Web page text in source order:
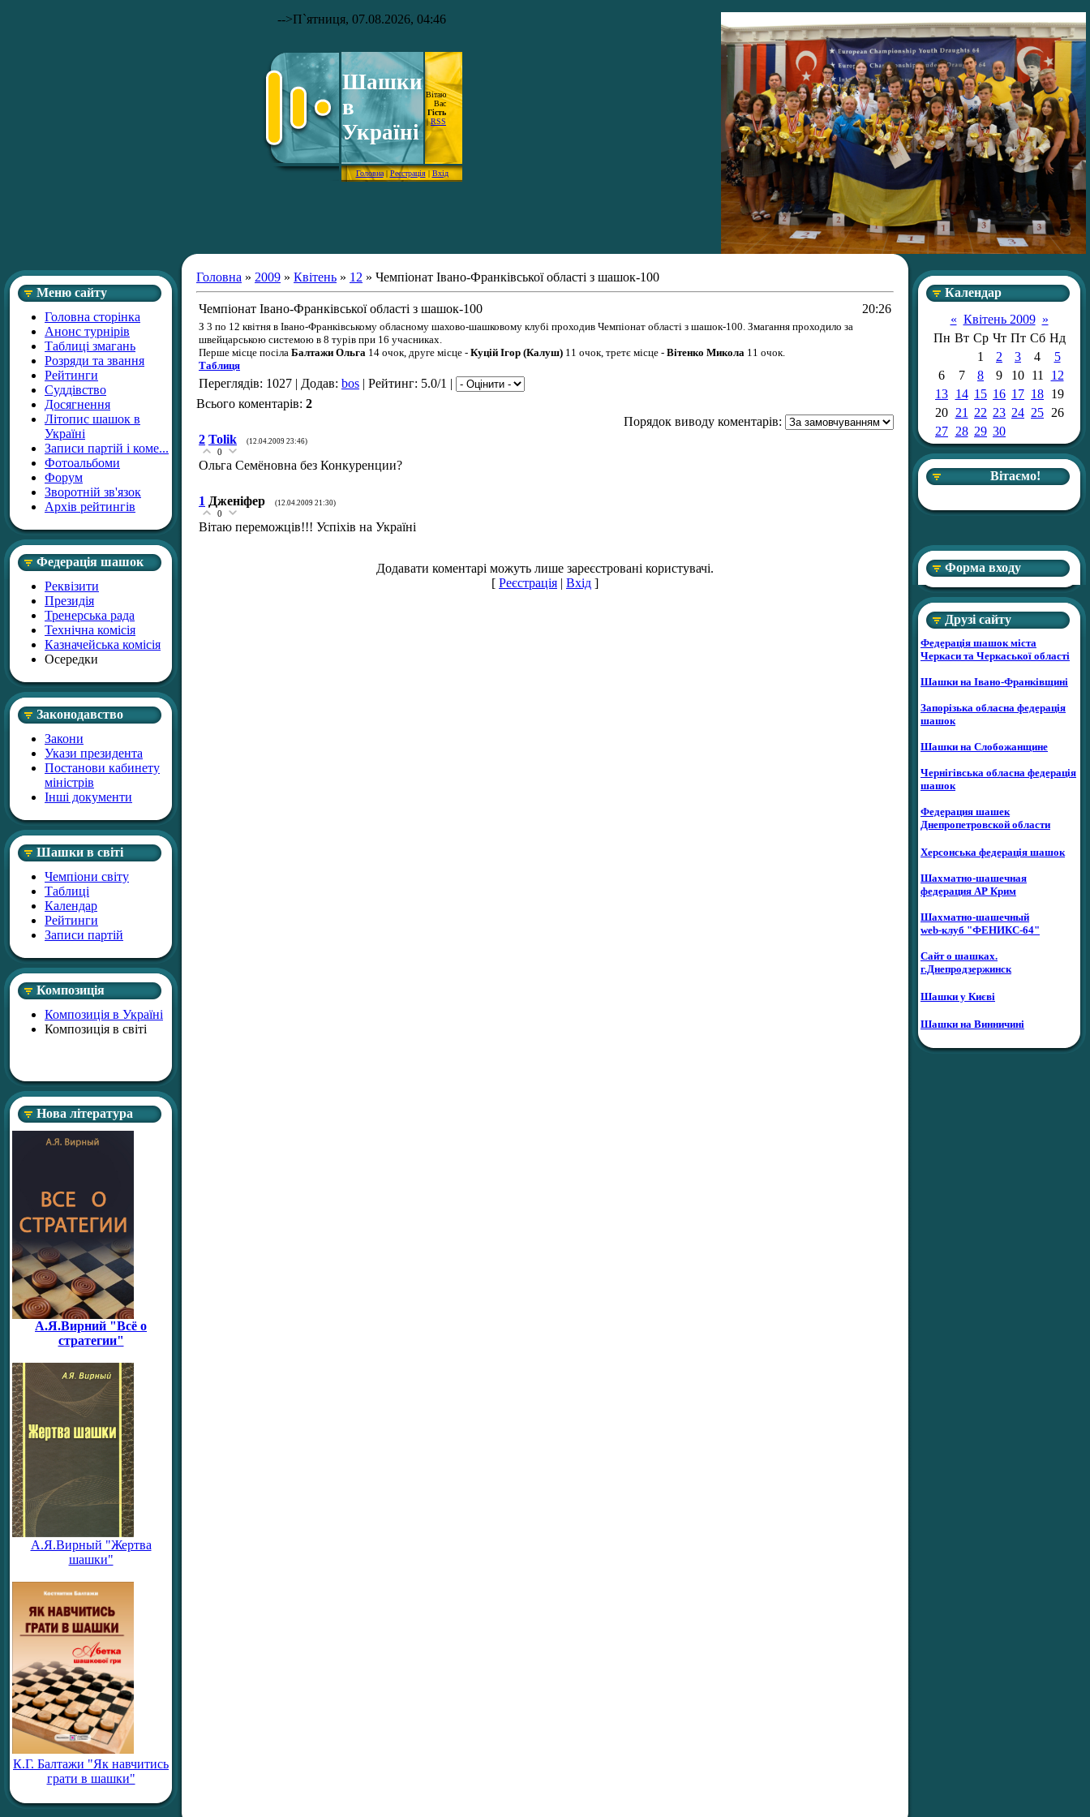
-->П`ятниця, 07.08.2026, 04:46
Шашки
в
Україні
Вітаю
Вас
Гість
|RSS
Головна|Реєстрація|Вхід
Меню сайту
Головна сторінка
Анонс турнірів
Таблиці змагань
Розряди та звання
Рейтинги
Суддівство
Досягнення
Літопис шашок в
Україні
Записи партій і коме...
Фотоальбоми
Форум
Зворотній зв'язок
Архів рейтингів
Федерація шашок
Реквізити
Президія
Тренерська рада
Технічна комісія
Казначейська комісія
Осередки
Законодавство
Закони
Укази президента
Постанови кабинету
міністрів
Інші документи
Шашки в світі
Чемпіони світу
Таблиці
Календар
Рейтинги
Записи партій
Композиція
Композиція в Україні
Композиція в світі
Нова література
А.Я.Вирний "Всё о
стратегии"
А.Я.Вирный "Жертва
шашки"
К.Г. Балтажи "Як навчитись
грати в шашки"
Головна » 2009 » Квітень » 12 » Чемпіонат Івано-Франківської області з шашок-100
Чемпіонат Івано-Франківської області з шашок-100 20:26
З 3 по 12 квітня в Івано-Франківському обласному шахово-шашковому клубі проходив Чемпіонат області з шашок-100. Змагання проходило за
швейцарською системою в 8 турів при 16 учасниках.
Перше місце посіла Балтажи Ольга 14 очок, друге місце - Куцій Ігор (Калуш) 11 очок, третє місце - Вітенко Микола 11 очок.
Таблиця
Переглядів: 1027 | Додав: bos | Рейтинг: 5.0/1 |
Всього коментарів: 2
Порядок виводу коментарів:
2 Tolik (12.04.2009 23:46)
0
Ольга Семёновна без Конкуренции?
1 Дженіфер (12.04.2009 21:30)
0
Вітаю переможців!!! Успіхів на Україні
Додавати коментарі можуть лише зареєстровані користувачі.
[ Реєстрація | Вхід ]
Календар
« Квітень 2009 »
Пн Вт Ср Чт Пт Сб Нд
1
2 3 4
5
6
7 8 9 10 11
12
13 14 15 16 17 18 19
20 21 22 23 24 25 26
27 28 29 30
Вітаємо!
Форма входу
Друзі сайту
Федерація шашок міста
Черкаси та Черкаської області
Шашки на Івано-Франківщині
Запорізька обласна федерація
шашок
Шашки на Слобожанщине
Чернігівська обласна федерація
шашок
Федерация шашек
Днепропетровской области
Херсонська федерація шашок
Шахматно-шашечная
федерация АР Крим
Шахматно-шашечный
web-клуб "ФЕНИКС-64"
Сайт о шашках.
г.Днепродзержинск
Шашки у Києві
Шашки на Винничині